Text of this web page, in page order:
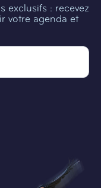
exclusifs : recevez
votre agenda et